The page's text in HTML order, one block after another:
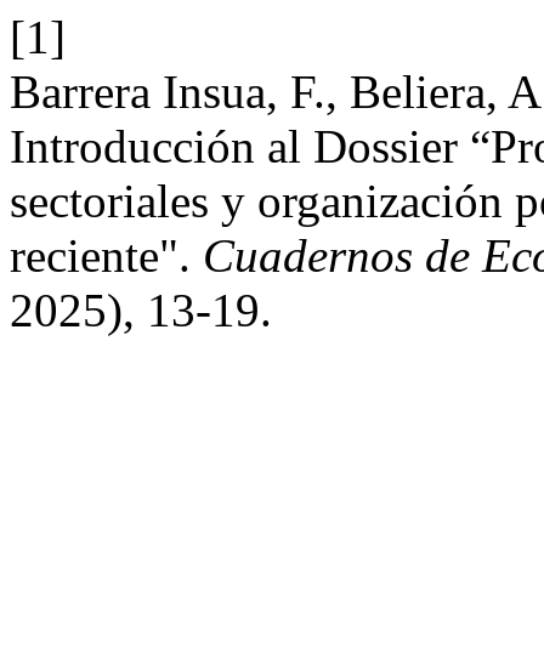
[1]
Barrera Insua, F., Beliera,
Introducción al Dossier
sectoriales y organización
reciente". Cuadernos de
2025), 13-19.